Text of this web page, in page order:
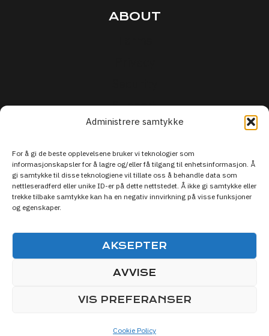
Administrere samtykke
For å gi de beste opplevelsene bruker vi teknologier som
informasjonskapsler for å lagre og/eller få tilgang til enhetsinformasjon. Å
gi samtykke til disse teknologiene vil tillate oss å behandle data som
nettleseradferd eller unike ID-er på dette nettstedet. Å ikke gi samtykke eller
trekke tilbake samtykke kan ha en negativ innvirkning på visse funksjoner
og egenskaper.
AKSEPTER
AVVISE
VIS PREFERANSER
Cookie Policy
ABOUT
Support
© 2026 Live Sporten DISCOVER SPORTS